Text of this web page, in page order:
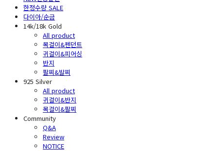
한정수량 SALE
다이아/순금
14k/18k Gold
All product
목걸이&펜던트
귀걸이&피어싱
반지
팔찌&발찌
925 Silver
All product
귀걸이&반지
목걸이&팔찌
Community
Q&A
Review
NOTICE